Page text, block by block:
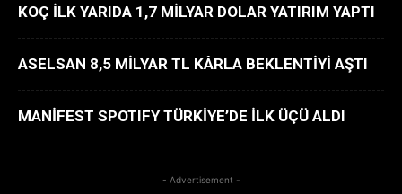
KOÇ İLK YARIDA 1,7 MİLYAR DOLAR YATIRIM YAPTI
ASELSAN 8,5 MİLYAR TL KÂRLA BEKLENTİYİ AŞTI
MANİFEST SPOTIFY TÜRKİYE’DE İLK ÜÇÜ ALDI
- Advertisement -